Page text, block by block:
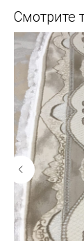
Смотрите